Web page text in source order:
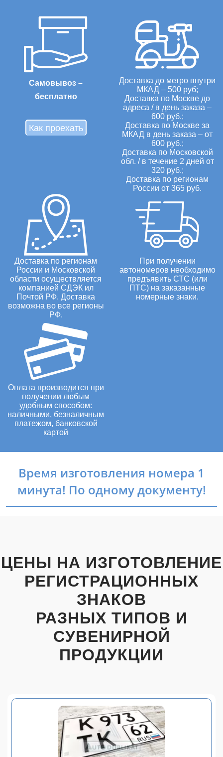
Самовывоз –
бесплатно
Как проехать
Доставка до метро внутри
МКАД – 500 руб;
Доставка по Москве до
адреса / в день заказа –
600 руб.;
Доставка по Москве за
МКАД в день заказа – от
600 руб.;
Доставка по Московской
обл. / в течение 2 дней от
320 руб.;
Доставка по регионам
России от 365 руб.
Доставка по регионам
России и Московской
области осуществляется
компанией СДЭК ил
Почтой РФ. Доставка
возможна во все регионы
РФ.
При получении
автономеров необходимо
предъявить СТС (или
ПТС) на заказанные
номерные знаки.
Оплата производится при
получении любым
удобным способом:
наличными, безналичным
платежом, банковской
картой
Время изготовления номера 1
минута! По одному документу!
ЦЕНЫ НА ИЗГОТОВЛЕНИЕ
РЕГИСТРАЦИОННЫХ
ЗНАКОВ
РАЗНЫХ ТИПОВ И
СУВЕНИРНОЙ
ПРОДУКЦИИ